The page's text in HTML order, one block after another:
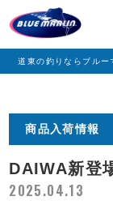
道東の釣りならブルー
商品入荷情報
DAIWA新登
2025.04.13